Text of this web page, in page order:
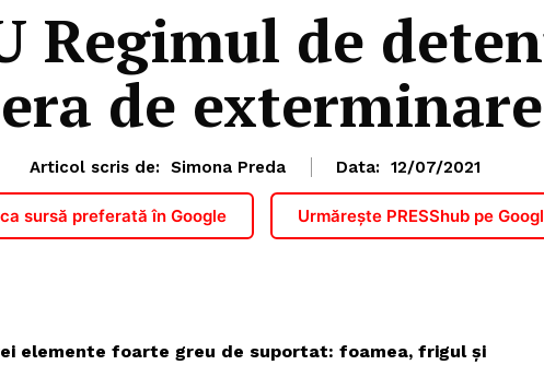
Regimul de
de
Articol scris de: Simona Preda Data: 12/07/2021
sursă preferată în Google Urmărește PRESShub pe
elemente foarte greu de suportat: foamea, frigul și